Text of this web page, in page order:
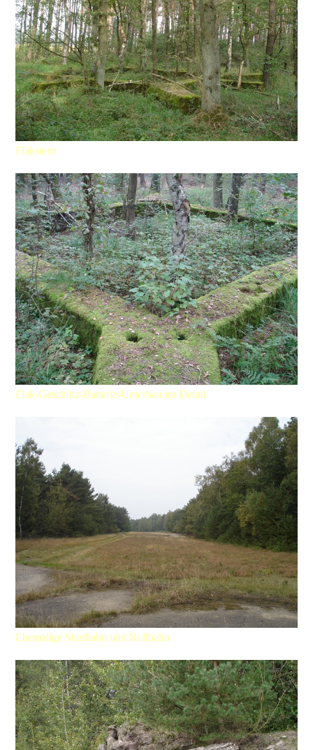
Flakstern
Flak-Geschütz-Batterie-Unterbau im Detail
Ehemalige Startbahn und Rollbahn